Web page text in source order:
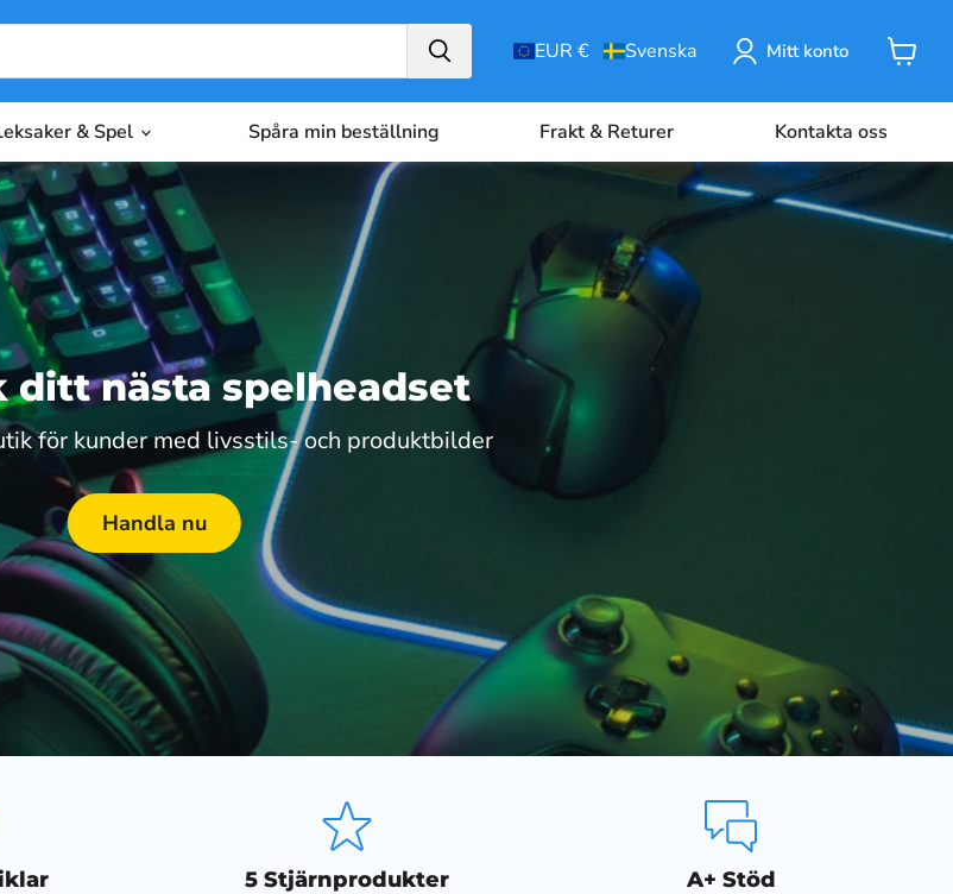
EUR € Svenska Mitt konto
& Spel Spåra min beställning Frakt & Returer Kontakta oss
ditt nästa spelheadset
för kunder med livsstils- och produktbilder
Handla nu
5 Stjärnprodukter
A+ Stöd